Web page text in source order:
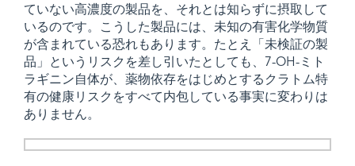
ていない高濃度の製品を、それとは知らずに摂取して
いるのです。こうした製品には、未知の有害化学物質
が含まれている恐れもあります。たとえ「未検証の製
品」というリスクを差し引いたとしても、7-OH-ミト
ラギニン自体が、薬物依存をはじめとするクラトム特
有の健康リスクをすべて内包している事実に変わりは
ありません。